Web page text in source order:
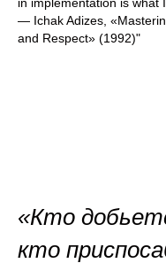
— Ichak Adizes,
and Respect» (1992)"
«Кто
кто